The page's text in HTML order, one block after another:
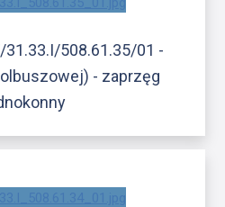
31.33.I/508.61.35/01 -
- zaprzęg